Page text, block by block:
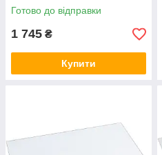
Готово до відправки
1 745 ₴
Купити